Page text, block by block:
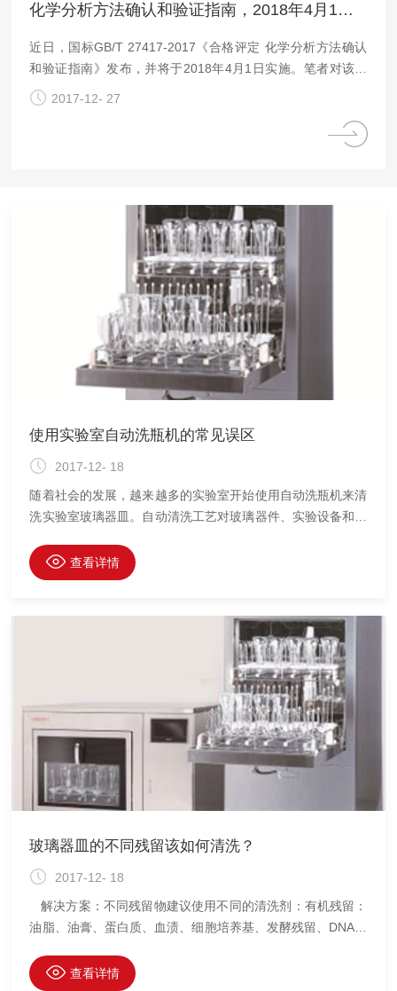
化学分析方法确认和验证指南，2018年4月1日实施！
近日，国标GB/T 27417-2017《合格评定 化学分析方法确认
和验证指南》发布，并将于2018年4月1日实施。笔者对该规
范进行了初步总结，以帮助大家快速阅读和了解该《化学分析
国标共有6个章节，分别是范围、引用文件、定义、方法确认
室对化学分析方法确认和方法验证的一般性原则，并指出
2017-12- 27
使用实验室自动洗瓶机的常见误区
2017-12- 18
随着社会的发展，越来越多的实验室开始使用自动洗瓶机来清
洗实验室玻璃器皿。自动清洗工艺对玻璃器件、实验设备和操
进行验证和保存记录。大型的自动清洗机可以批量处理玻璃器
皿，极大的提高了清洗的效率，降低操作人员的劳动强度。使
验室用户交流的过程中，也发现了不少使用自动洗瓶机方面的
误区，希望与大家分享和讨论。误区一：自动洗瓶机是功能强
大的设备，所以什么玻璃器皿都能洗。由于自动清洗机一次可
查看详情
玻璃器皿的不同残留该如何清洗？
2017-12- 18
解决方案：不同残留物建议使用不同的清洗剂：有机残留：
油脂、油膏、蛋白质、血渍、细胞培养基、发酵残留、DNA与
碳酸钙...使用酸性清洗剂。不同材质物体建议采用不同的清洗
查看详情